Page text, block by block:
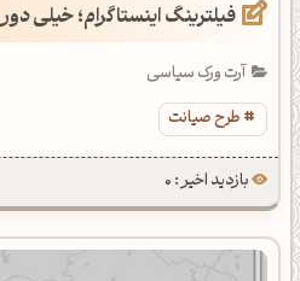
فیلترینگ اینستاگرام؛ خیلی
آرت ورک سیاسی
طرح صیانت
بازدید اخیر : 0